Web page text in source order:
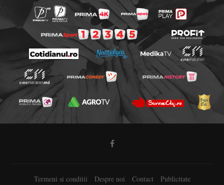
Termeni si conditii Despre noi Contact Publicitate